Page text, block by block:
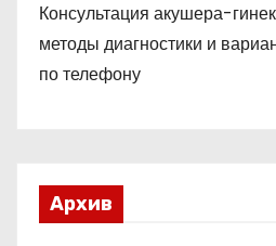
Консультация акушера-
методы диагностики и
по телефону
Архив